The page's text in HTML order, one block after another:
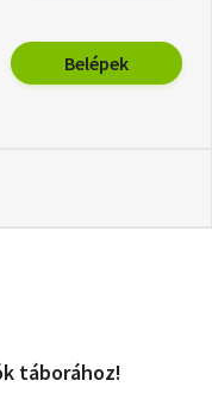
Belépek
táborához!